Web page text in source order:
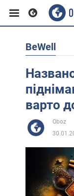
Європа
США
Африка
BeWell
варто
Oboz